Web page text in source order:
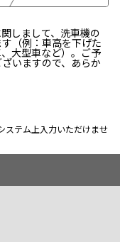
しまして、洗車機の
（例：車高を下げた
大型車など）。ご予
いますので、あらか
ステム上入力いただけませ